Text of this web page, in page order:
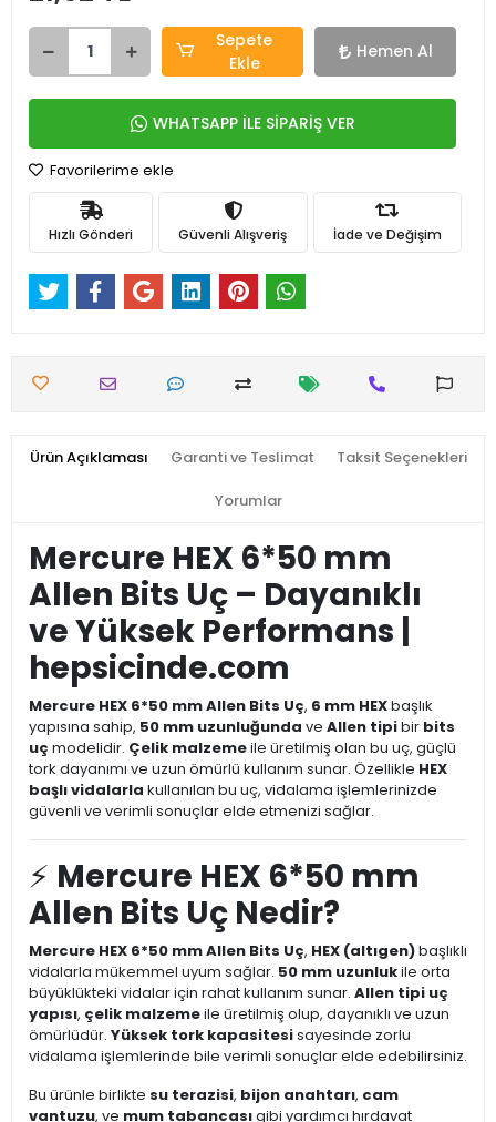
Sepete
Ekle
Hemen Al
WHATSAPP İLE SİPARİŞ VER
Favorilerime ekle
Hızlı Gönderi Güvenli Alışveriş İade ve Değişim
Ürün Açıklaması Garanti ve Teslimat Taksit Seçenekleri
Yorumlar
Mercure HEX 6*50 mm
Allen Bits Uç – Dayanıklı
ve Yüksek Performans |
hepsicinde.com
Mercure HEX 6*50 mm Allen Bits Uç, 6 mm HEXbaşlık
yapısına sahip, 50 mm uzunluğunda ve Allen tipibir bits
uç modelidir. Çelik malzemeile üretilmiş olan bu uç, güçlü
tork dayanımı ve uzun ömürlü kullanım sunar. Özellikle HEX
başlı vidalarla kullanılan bu uç, vidalama işlemlerinizde
güvenli ve verimli sonuçlar elde etmenizi sağlar.
⚡ Mercure HEX 6*50 mm
Allen Bits Uç Nedir?
Mercure HEX 6*50 mm Allen Bits Uç, HEX (altıgen)başlıklı
vidalarla mükemmel uyum sağlar. 50 mm uzunlukile orta
büyüklükteki vidalar için rahat kullanım sunar. Allen tipi uç
yapısı, çelik malzemeile üretilmiş olup, dayanıklı ve uzun
ömürlüdür. Yüksek tork kapasitesisayesinde zorlu
vidalama işlemlerinde bile verimli sonuçlar elde edebilirsiniz.
Bu ürünle birlikte su terazisi, bijon anahtarı, cam
vantuzu, ve mum tabancasıgibi yardımcı hırdavat